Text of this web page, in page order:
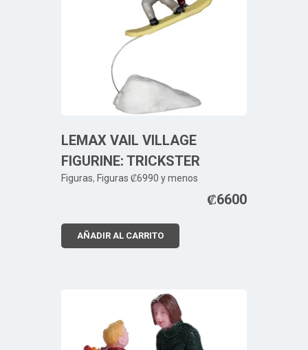
LEMAX VAIL VILLAGE
FIGURINE: TRICKSTER
Figuras, Figuras ₡6990 y menos
₡6600
AÑADIR AL CARRITO